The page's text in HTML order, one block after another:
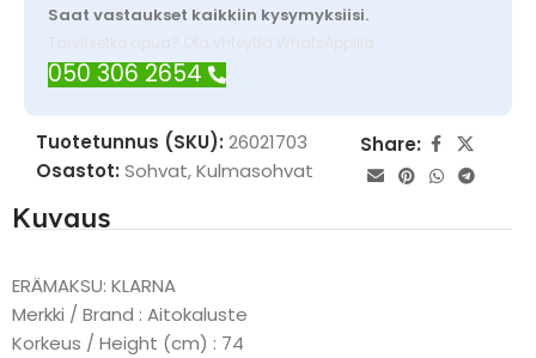
Saat vastaukset kaikkiin kysymyksiisi.
Tarvitsetko apua? Ota yhteyttä WhatsAppilla
050 306 2654
Tuotetunnus (SKU): 26021703
Osastot: Sohvat,Kulmasohvat
Share:
Kuvaus
ERÄMAKSU: KLARNA
Merkki / Brand : Aitokaluste
Korkeus / Height (cm) : 74